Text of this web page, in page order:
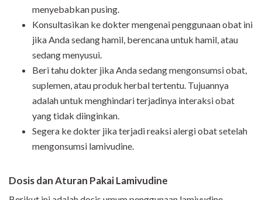
menyebabkan pusing.
Konsultasikan ke dokter mengenai penggunaan obat ini
jika Anda sedang hamil, berencana untuk hamil, atau
sedang menyusui.
Beri tahu dokter jika Anda sedang mengonsumsi obat,
suplemen, atau produk herbal tertentu. Tujuannya
adalah untuk menghindari terjadinya interaksi obat
yang tidak diinginkan.
Segera ke dokter jika terjadi reaksi alergi obat setelah
mengonsumsi lamivudine.
Dosis dan Aturan Pakai Lamivudine